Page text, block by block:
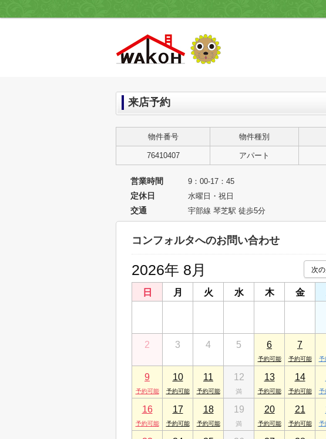
来店予約
物件番号 物件種別
76410407 アパート
営業時間 9：00-17：45
定休日 水曜日・祝日
交通 宇部線 琴芝駅 徒歩5分
コンフォルタへのお問い合わせ
2026年 8月
日 月 火 水 木 金
2 3 4 5 6 7
9 10 11 12 13 14
16 17 18 19 20 21